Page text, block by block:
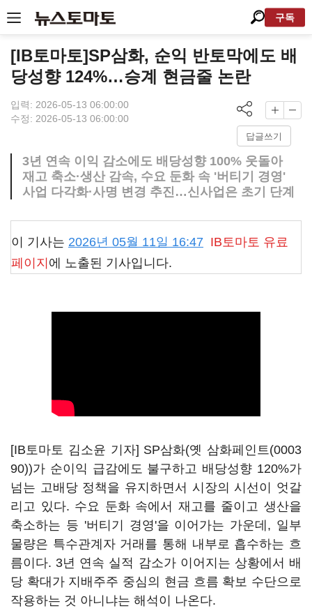
구독
[IB토마토]SP삼화, 순익 반토막에도 배
당성향 124%…승계 현금줄 논란
입력: 2026-05-13 06:00:00
수정: 2026-05-13 06:00:00
답글쓰기
3년 연속 이익 감소에도 배당성향 100% 웃돌아
재고 축소·생산 감속, 수요 둔화 속 '버티기 경영'
사업 다각화·사명 변경 추진…신사업은 초기 단계
이 기사는 2026년 05월 11일 16:47 IB토마토 유료
페이지 에 노출된 기사입니다.
[IB토마토 김소윤 기자] SP삼화(옛 삼화페인트(0003
90))가 순이익 급감에도 불구하고 배당성향 120%가
넘는 고배당 정책을 유지하면서 시장의 시선이 엇갈
리고 있다. 수요 둔화 속에서 재고를 줄이고 생산을
축소하는 등 '버티기 경영'을 이어가는 가운데, 일부
물량은 특수관계자 거래를 통해 내부로 흡수하는 흐
름이다. 3년 연속 실적 감소가 이어지는 상황에서 배
당 확대가 지배주주 중심의 현금 흐름 확보 수단으로
작용하는 것 아니냐는 해석이 나온다.